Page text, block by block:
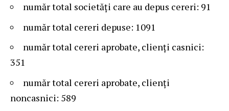
număr total societăți care au depus cereri: 91
număr total cereri depuse: 1091
număr total cereri aprobate, clienți casnici:
351
număr total cereri aprobate, clienți
noncasnici: 589